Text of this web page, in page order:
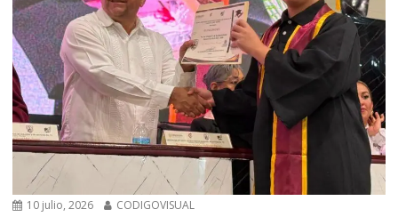
10 julio, 2026 CODIGOVISUAL